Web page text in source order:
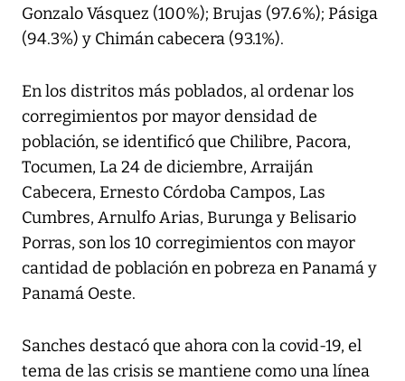
Gonzalo Vásquez (100%); Brujas (97.6%); Pásiga
(94.3%) y Chimán cabecera (93.1%).
En los distritos más poblados, al ordenar los
corregimientos por mayor densidad de
población, se identificó que Chilibre, Pacora,
Tocumen, La 24 de diciembre, Arraiján
Cabecera, Ernesto Córdoba Campos, Las
Cumbres, Arnulfo Arias, Burunga y Belisario
Porras, son los 10 corregimientos con mayor
cantidad de población en pobreza en Panamá y
Panamá Oeste.
Sanches destacó que ahora con la covid-19, el
tema de las crisis se mantiene como una línea